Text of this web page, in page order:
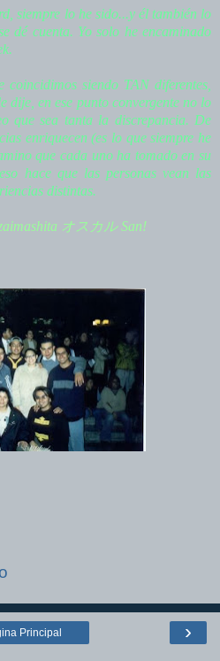
siempre lo he sido...y él también lo
dé cuenta. Yo solo he encaminado
coincidimos siendo TAN diferentes,
dije, en ese punto convergente no lo
que sea tanta la discrepancia. De
enriquecen (es lo que siempre he
que cada uno ha tomado en su
hace que las personas vean las
distintas.
オスカル San!
›
Principal